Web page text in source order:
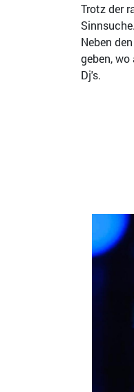
Trotz der
Sinnsuche.
Neben
geben,
Dj's.
Bild